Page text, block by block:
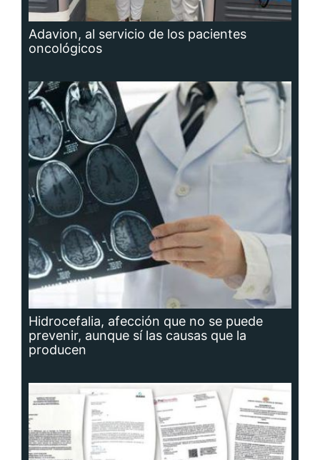
Adavion, al servicio de los pacientes
oncológicos
Hidrocefalia, afección que no se puede
prevenir, aunque sí las causas que la
producen